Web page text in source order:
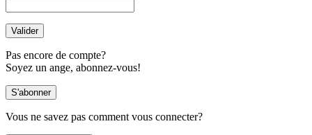
Pas encore de compte?
Soyez un ange, abonnez-vous!
Vous ne savez pas comment vous connecter?